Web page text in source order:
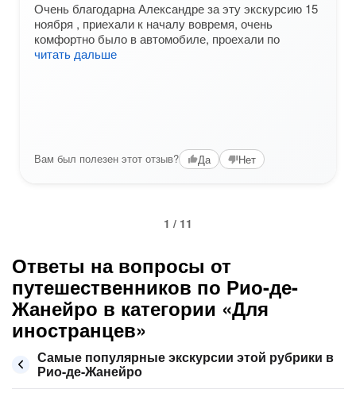
Очень благодарна Александре за эту экскурсию 15
ноября , приехали к началу вовремя, очень
комфортно было в автомобиле, проехали по
читать дальше
Вам был полезен этот отзыв? Да Нет
1 / 11
Ответы на вопросы от
путешественников по Рио-де-
Жанейро в категории «Для
иностранцев»
Самые популярные экскурсии этой рубрики в
Рио-де-Жанейро